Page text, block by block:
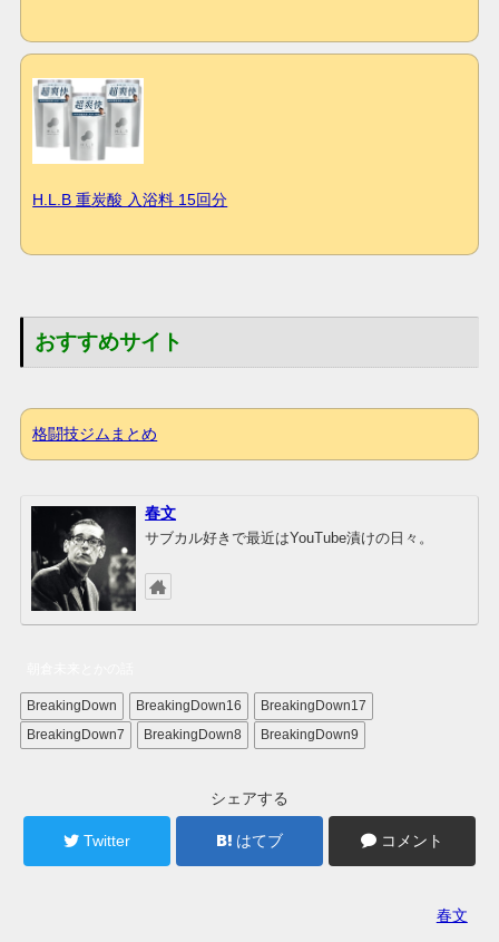
H.L.B 重炭酸 入浴料 15回分
おすすめサイト
格闘技ジムまとめ
春文
サブカル好きで最近はYouTube漬けの日々。
BreakingDown BreakingDown16
BreakingDown17
BreakingDown7
BreakingDown8 BreakingDown9
シェアする
Twitter はてブ コメント
春文